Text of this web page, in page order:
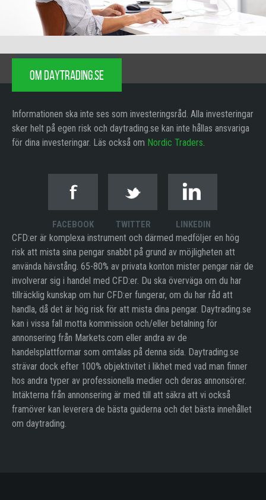
OM DAYTRADING.SE
Informationen ska inte ses som investeringsråd. Alla investeringar
sker helt på egen risk och daytrading.se kan inte hållas ansvariga
för dina investeringar. Läs också om Nordic Traders
FACEBOOK TWITTER LINKEDIN
CFD:er är komplexa instrument och därmed medföljer en hög
risk att mista sina pengar snabbt på grund av möjligheten att
använda hävstång. 65-80% av privata konton mister pengar när de
involverar sig i handel med CFD:er. Du ska överväga om du har
tillräcklig kunskap om hur CFD:er fungerar, om du har råd att
handla, då det är hög risk för att mista dina pengar. Daytrading.se
kan i vissa fall motta kommission och/eller betalning för
annonsering från Markets.com eller andra av de
handelsplattformar som omtalas på denna sida. Daytrading.se
strävar dock efter 100% objektivitet i likhet med vad man finner
hos andra typer av professionella medier och deras annonsörer.
Intäkterna från annonsering är med till att säkra att vi också
framöver kan leverera de bästa guiderna och det bästa innehållet
om daytrading.